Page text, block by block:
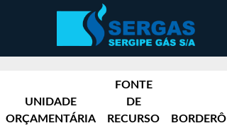
UNIDADE
ORÇAMENTÁRIA
FONTE
DE
RECURSO
BORDERÔ